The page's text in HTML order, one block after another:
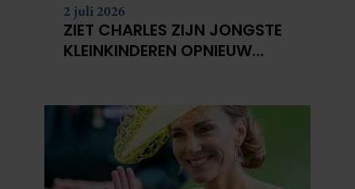
2 juli 2026
ZIET CHARLES ZIJN JONGSTE
KLEINKINDEREN OPNIEUW